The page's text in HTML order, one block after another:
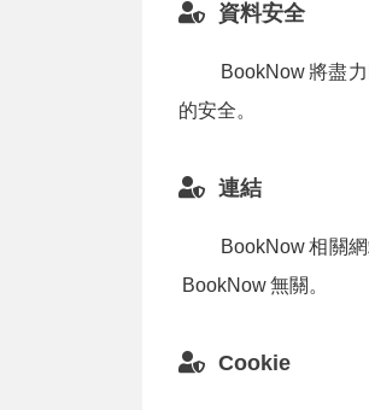
資料安全
BookNow 將盡
的安全。
連結
BookNow相關
BookNow無關。
Cookie